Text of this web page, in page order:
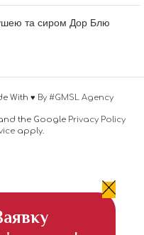
та сиром Дор Блю
With ♥ By #GMSL Agency
the Google Privacy Policy
apply.